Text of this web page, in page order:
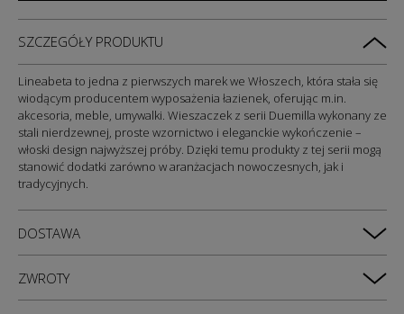
SZCZEGÓŁY PRODUKTU
Lineabeta to jedna z pierwszych marek we Włoszech, która stała się
wiodącym producentem wyposażenia łazienek, oferując m.in.
akcesoria, meble, umywalki. Wieszaczek z serii Duemilla wykonany ze
stali nierdzewnej, proste wzornictwo i eleganckie wykończenie –
włoski design najwyższej próby. Dzięki temu produkty z tej serii mogą
stanowić dodatki zarówno w aranżacjach nowoczesnych, jak i
tradycyjnych.
DOSTAWA
ZWROTY